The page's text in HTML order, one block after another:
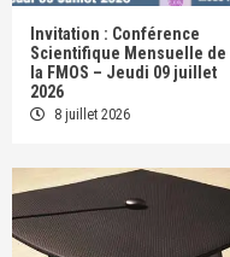
Invitation : Conférence
Scientifique Mensuelle de
la FMOS – Jeudi 09 juillet
2026
8 juillet 2026